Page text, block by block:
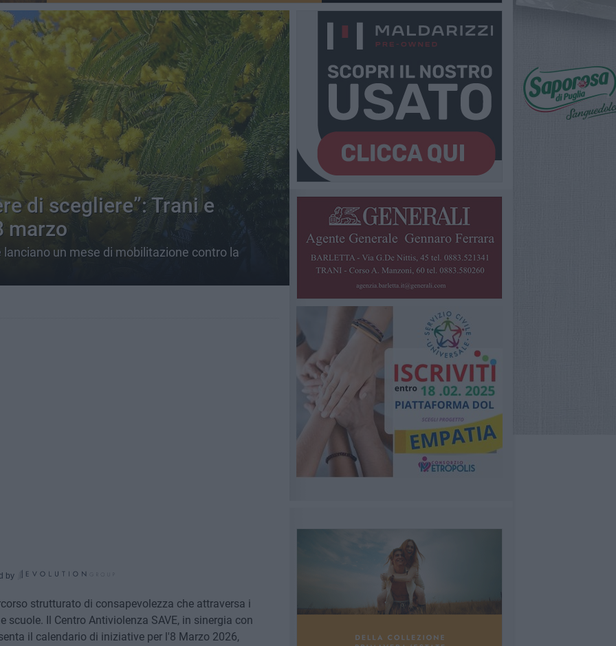
di scegliere”: Trani e
marzo
lanciano un mese di mobilitazione contro la
by
strutturato di consapevolezza che attraversa i
Il Centro Antiviolenza SAVE, in sinergia con
il calendario di iniziative per l'8 Marzo 2026,